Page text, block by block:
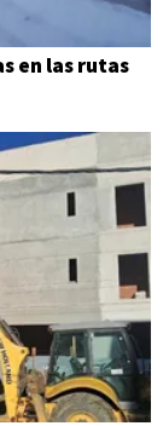
en las rutas